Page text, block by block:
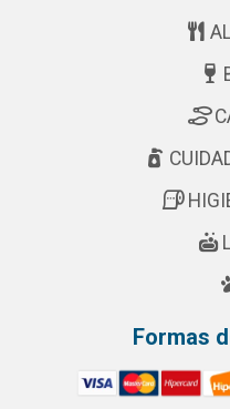
Formas